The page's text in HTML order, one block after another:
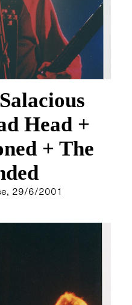
Head +
+ The
29/6/2001